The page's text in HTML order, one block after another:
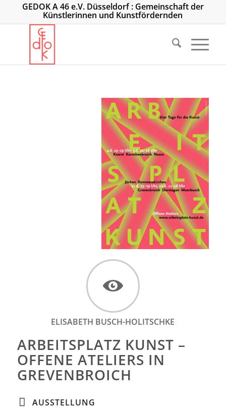
GEDOK A 46 e.V. Düsseldorf : Gemeinschaft der
Künstlerinnen und Kunstfördernden
ELISABETH BUSCH-HOLITSCHKE
ARBEITSPLATZ KUNST –
OFFENE ATELIERS IN
GREVENBROICH
AUSSTELLUNG